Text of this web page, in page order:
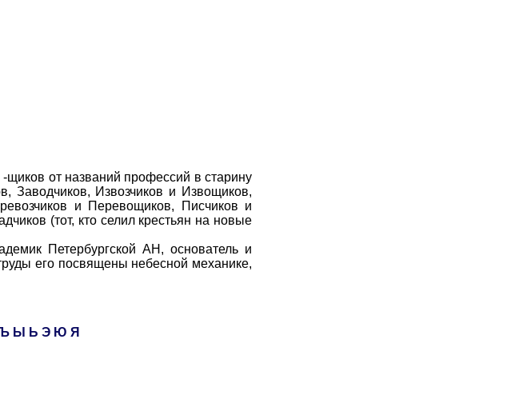
от названий профессий в старину
Заводчиков, Извозчиков и Извощиков,
и Перевощиков, Писчиков и
(тот, кто селил крестьян на новые
Петербургской АН, основатель и
его посвящены небесной механике,
Ы Ь Э Ю Я